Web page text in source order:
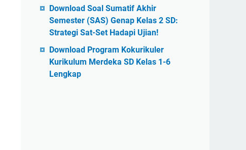
Download Soal Sumatif Akhir
Semester (SAS) Genap Kelas 2 SD:
Strategi Sat-Set Hadapi Ujian!
Download Program Kokurikuler
Kurikulum Merdeka SD Kelas 1-6
Lengkap